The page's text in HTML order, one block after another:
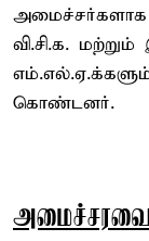
வி.சி.க.
கொண்டனர்.